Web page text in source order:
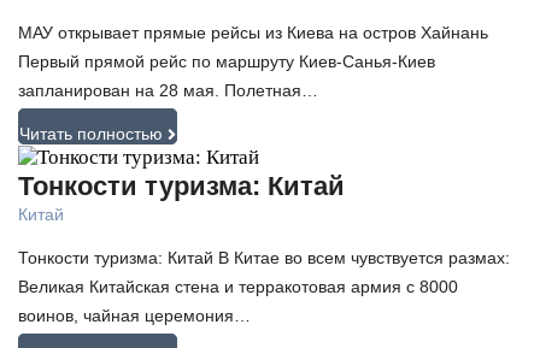
МАУ открывает прямые рейсы из Киева на остров Хайнань
Первый прямой рейс по маршруту Киев-Санья-Киев
запланирован на 28 мая. Полетная…
Читать полностью
Тонкости туризма: Китай
Китай
Тонкости туризма: Китай В Китае во всем чувствуется размах:
Великая Китайская стена и терракотовая армия с 8000
воинов, чайная церемония…